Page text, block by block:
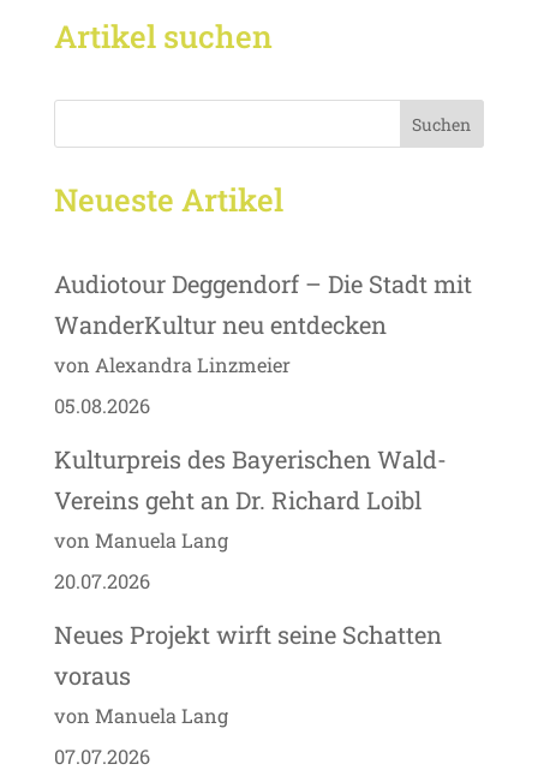
Artikel suchen
Suchen
Neueste Artikel
Audiotour Deggendorf – Die Stadt mit
WanderKultur neu entdecken
von Alexandra Linzmeier
05.08.2026
Kulturpreis des Bayerischen Wald-
Vereins geht an Dr. Richard Loibl
von Manuela Lang
20.07.2026
Neues Projekt wirft seine Schatten
voraus
von Manuela Lang
07.07.2026